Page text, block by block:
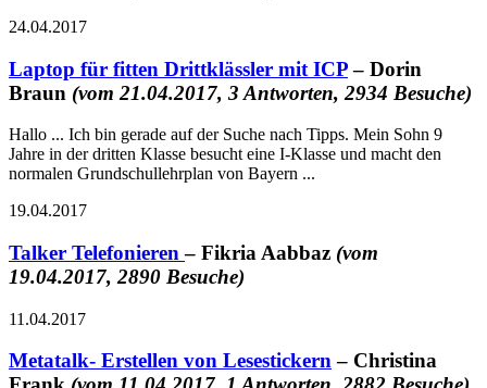
24.04.2017
Laptop für fitten Drittklässler mit ICP– Dorin
Braun (vom 21.04.2017, 3 Antworten, 2934 Besuche)
Hallo ... Ich bin gerade auf der Suche nach Tipps. Mein Sohn 9
Jahre in der dritten Klasse besucht eine I-Klasse und macht den
normalen Grundschullehrplan von Bayern ...
19.04.2017
Talker Telefonieren– Fikria Aabbaz (vom
19.04.2017, 2890 Besuche)
11.04.2017
Metatalk- Erstellen von Lesestickern– Christina